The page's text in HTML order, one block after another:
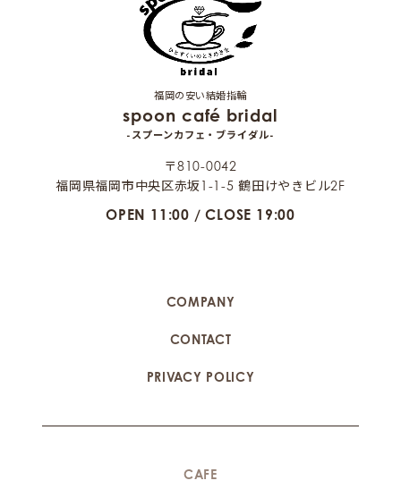
福岡の安い結婚指輪
spoon café bridal
-スプーンカフェ・ブライダル-
〒810-0042
福岡県福岡市中央区赤坂1-1-5 鶴田けやきビル2F
OPEN 11:00 / CLOSE 19:00
COMPANY
CONTACT
PRIVACY POLICY
CAFE